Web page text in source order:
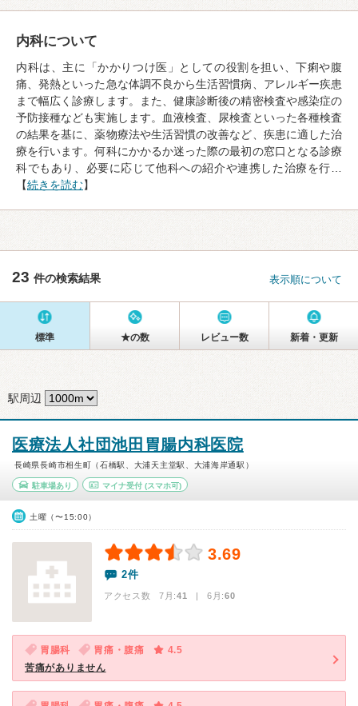
内科について
内科は、主に「かかりつけ医」としての役割を担い、下痢や腹
痛、発熱といった急な体調不良から生活習慣病、アレルギー疾患
まで幅広く診療します。また、健康診断後の精密検査や感染症の
予防接種なども実施します。血液検査、尿検査といった各種検査
の結果を基に、薬物療法や生活習慣の改善など、疾患に適した治
療を行います。何科にかかるか迷った際の最初の窓口となる診療
科でもあり、必要に応じて他科への紹介や連携した治療を行…
【続きを読む】
23 件の検索結果 表示順について
標準 ★の数 レビュー数 新着・更新
駅周辺
医療法人社団池田胃腸内科医院
長崎県長崎市相生町（石橋駅、大浦天主堂駅、大浦海岸通駅）
駐車場あり マイナ受付(スマホ可)
土曜（〜15:00）
3.69
2件
アクセス数 7月:41 | 6月:60
胃腸科 胃痛・腹痛
4.5
苦痛がありません